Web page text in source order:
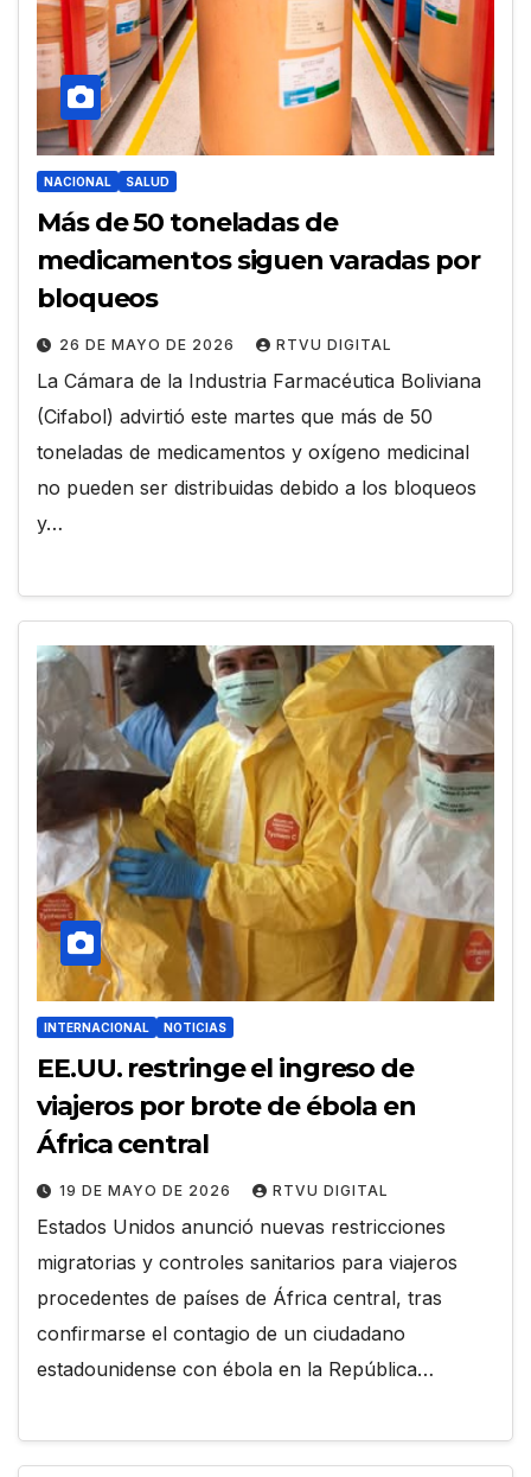
NACIONAL SALUD
Más de 50 toneladas de
medicamentos siguen varadas por
bloqueos
26 DE MAYO DE 2026 RTVU DIGITAL
La Cámara de la Industria Farmacéutica Boliviana
(Cifabol) advirtió este martes que más de 50
toneladas de medicamentos y oxígeno medicinal
no pueden ser distribuidas debido a los bloqueos
y…
INTERNACIONAL NOTICIAS
EE.UU. restringe el ingreso de
viajeros por brote de ébola en
África central
19 DE MAYO DE 2026 RTVU DIGITAL
Estados Unidos anunció nuevas restricciones
migratorias y controles sanitarios para viajeros
procedentes de países de África central, tras
confirmarse el contagio de un ciudadano
estadounidense con ébola en la República…